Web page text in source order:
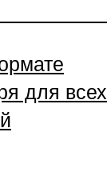
для всех